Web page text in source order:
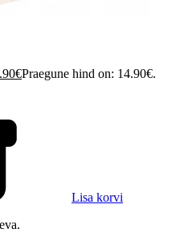
€Praegune hind on: 14.90€.
Lisa korvi